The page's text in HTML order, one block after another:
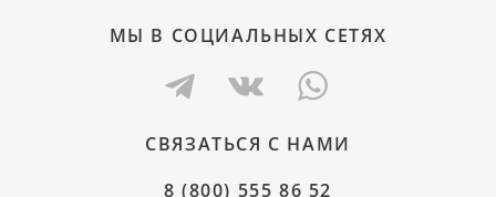
МЫ В СОЦИАЛЬНЫХ СЕТЯХ
СВЯЗАТЬСЯ С НАМИ
8 (800) 555 86 52